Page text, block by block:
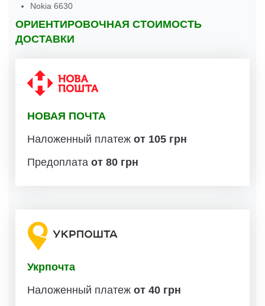
Nokia 6630
ОРИЕНТИРОВОЧНАЯ СТОИМОСТЬ
ДОСТАВКИ
НОВАЯ ПОЧТА
Наложенный платеж от 105 грн
Предоплата от 80 грн
Укрпочта
Наложенный платеж от 40 грн